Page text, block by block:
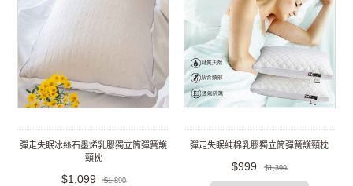
彈走失眠冰絲石墨烯乳膠獨立筒彈簧護
頸枕
$1,099 $1,890
彈走失眠純棉乳膠獨立筒彈簧護頸枕
$999 $1,399